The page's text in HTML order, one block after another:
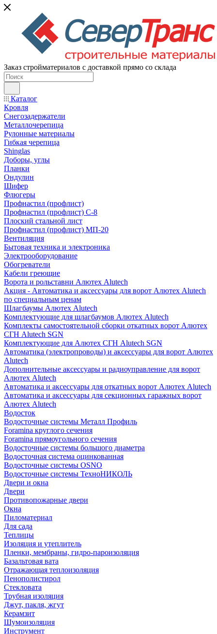
Заказ стройматериалов с доставкой прямо со склада
Каталог
Кровля
Снегозадержатели
Металлочерепица
Рулонные материалы
Гибкая черепица
Shinglas
Доборы, углы
Планки
Ондулин
Шифер
Флюгеры
Профнастил (профлист)
Профнастил (профлист) С-8
Плоский стальной лист
Профнастил (профлист) МП-20
Вентиляция
Бытовая техника и электроника
Электрооборудование
Обогреватели
Кабели греющие
Ворота и рольставни Алютех Alutech
Акция - Автоматика и аксессуары для ворот Алютех Alutech
по специальным ценам
Шлагбаумы Алютех Alutech
Комплектующие для шлагбаумов Алютех Alutech
Комплекты самостоятельной сборки откатных ворот Алютех
СГН Alutech SGN
Комплектующие для Алютех СГН Alutech SGN
Автоматика (электропроводы) и аксессуары для ворот Алютех
Alutech
Дополнительные аксессуары и радиоуправление для ворот
Алютех Alutech
Автоматика и аксессуары для откатных ворот Алютех Alutech
Автоматика и аксессуары для секционных гаражных ворот
Алютех Alutech
Водосток
Водосточные системы Металл Профиль
Foramina круглого сечения
Foramina прямоугольного сечения
Водосточные системы большого диаметра
Водосточная система оцинкованная
Водосточные системы OSNO
Водосточные системы ТехноНИКОЛЬ
Двери и окна
Двери
Противопожарные двери
Окна
Пиломатериал
Для сада
Теплицы
Изоляция и утеплитель
Пленки, мембраны, гидро-пароизоляция
Базальтовая вата
Отражающая теплоизоляция
Пенополистирол
Стекловата
Трубная изоляция
Джут, пакля, жгут
Керамзит
Шумоизоляция
Инструмент